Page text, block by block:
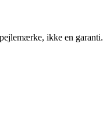
ikke en garanti.